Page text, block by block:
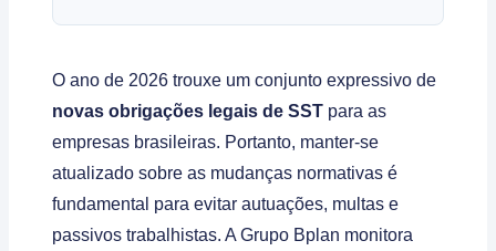
O ano de 2026 trouxe um conjunto expressivo de
novas obrigações legais de SSTpara as
empresas brasileiras. Portanto, manter-se
atualizado sobre as mudanças normativas é
fundamental para evitar autuações, multas e
passivos trabalhistas. A Grupo Bplan monitora